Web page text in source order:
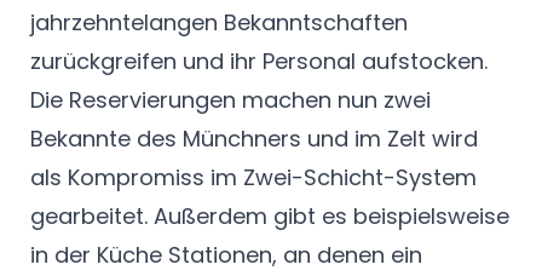
jahrzehntelangen Bekanntschaften
zurückgreifen und ihr Personal aufstocken.
Die Reservierungen machen nun zwei
Bekannte des Münchners und im Zelt wird
als Kompromiss im Zwei-Schicht-System
gearbeitet. Außerdem gibt es beispielsweise
in der Küche Stationen, an denen ein